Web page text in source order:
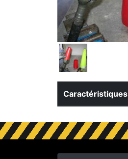
Caractéristiques